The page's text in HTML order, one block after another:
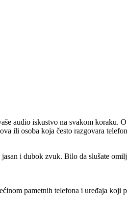
audio iskustvo na svakom koraku.
ili osoba koja često razgovara
i dubok zvuk. Bilo da slušate
pametnih telefona i uređaja